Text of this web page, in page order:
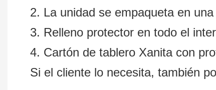
2. La unidad se empaqueta en
3. Relleno protector en todo el
4. Cartón de tablero Xanita con
Si el cliente lo necesita, también